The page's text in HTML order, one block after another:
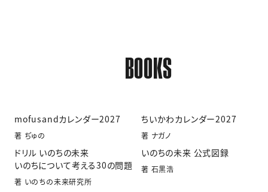
BOOKS
mofusandカレンダー2027
著 ぢゅの
ちいかわカレンダー2027
著 ナガノ
ドリル いのちの未来
いのちについて考える30の問題
著 いのちの未来研究所
いのちの未来 公式図録
著 石黒浩